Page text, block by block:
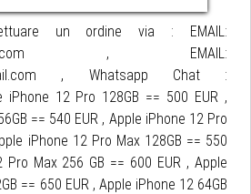
un ordine via : EMAIL:
, EMAIL:
, Whatsapp Chat :
iPhone 12 Pro 128GB == 500 EUR ,
== 540 EUR , Apple iPhone 12 Pro
iPhone 12 Pro Max 128GB == 550
Pro Max 256 GB == 600 EUR , Apple
== 650 EUR , Apple iPhone 12 64GB